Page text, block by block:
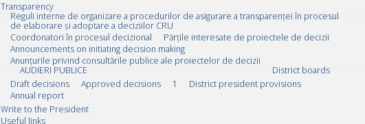
Transparency
Reguli interne de organizare a procedurilor de asigurare a transparenței în procesul
de elaborare și adoptare a deciziilor CRU
Coordonatori în procesul decizional
Părțile interesate de proiectele de decizii
Announcements on initiating decision making
Anunțurile privind consultările publice ale proiectelor de decizii
AUDIERI PUBLICE
District boards
Draft decisions
Approved decisions 1
District president provisions
Annual report
Write to the President
Useful links